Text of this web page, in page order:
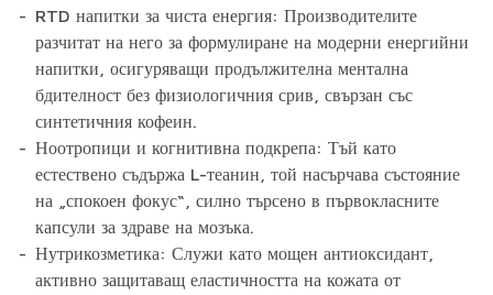
RTD напитки за чиста енергия: Производителите
разчитат на него за формулиране на модерни енергийни
напитки, осигуряващи продължителна ментална
бдителност без физиологичния срив, свързан със
синтетичния кофеин.
Ноотропици и когнитивна подкрепа: Тъй като
естествено съдържа L-теанин, той насърчава състояние
на „спокоен фокус“, силно търсено в първокласните
капсули за здраве на мозъка.
Нутрикозметика: Служи като мощен антиоксидант,
активно защитаващ еластичността на кожата от